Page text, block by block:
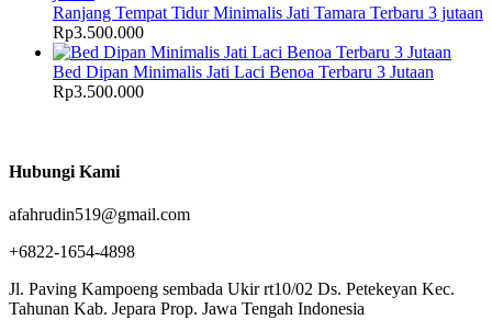
Ranjang Tempat Tidur Minimalis Jati Tamara Terbaru 3 jutaan
Rp3.500.000
Bed Dipan Minimalis Jati Laci Benoa Terbaru 3 Jutaan
Rp3.500.000
Hubungi Kami
afahrudin519@gmail.com
+6822-1654-4898
Jl. Paving Kampoeng sembada Ukir rt10/02 Ds. Petekeyan Kec.
Tahunan Kab. Jepara Prop. Jawa Tengah Indonesia